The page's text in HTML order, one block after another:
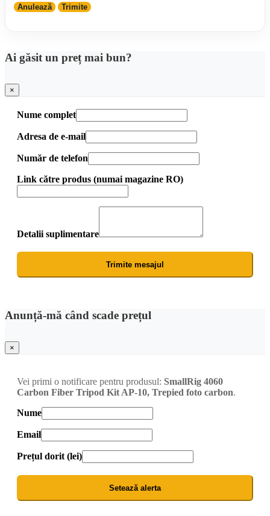
Anulează Trimite
Ai găsit un preț mai bun?
×
Nume complet
Adresa de e-mail
Număr de telefon
Link către produs (numai magazine RO)
Detalii suplimentare
Trimite mesajul
Anunță-mă când scade prețul
×
Vei primi o notificare pentru produsul: SmallRig 4060
Carbon Fiber Tripod Kit AP-10, Trepied foto carbon.
Nume
Email
Prețul dorit (lei)
Setează alerta